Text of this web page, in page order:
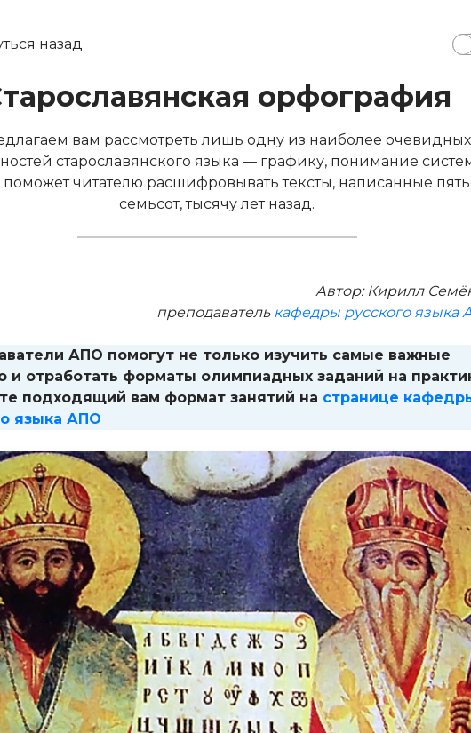
назад
орфография
вам рассмотреть лишь одну из наиболее очевидных
старославянского языка — графику, понимание
поможет читателю расшифровывать тексты, написанные
семьсот, тысячу лет назад.
Автор: Кирилл
преподаватель кафедры русского языка
АПО помогут не только изучить самые важные
и отработать форматы олимпиадных заданий на
подходящий вам формат занятий на странице
языка АПО